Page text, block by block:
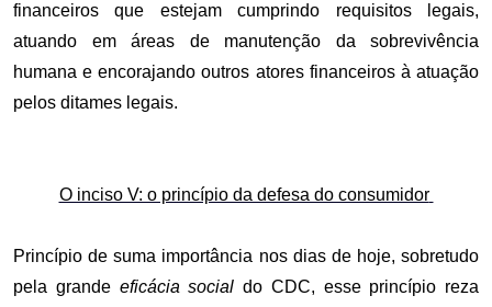
financeiros que estejam cumprindo requisitos legais,
atuando em áreas de manutenção da sobrevivência
humana e encorajando outros atores financeiros à atuação
pelos ditames legais.
O inciso V: o princípio da defesa do consumidor
Princípio de suma importância nos dias de hoje, sobretudo
pela grande eficácia social do CDC, esse princípio reza